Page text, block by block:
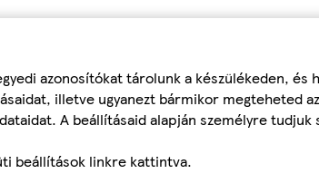
azonosítókat tárolunk a készülékeden, és
illetve ugyanezt bármikor megteheted az
A beállításaid alapján személyre tudjuk
beállítások linkre kattintva.